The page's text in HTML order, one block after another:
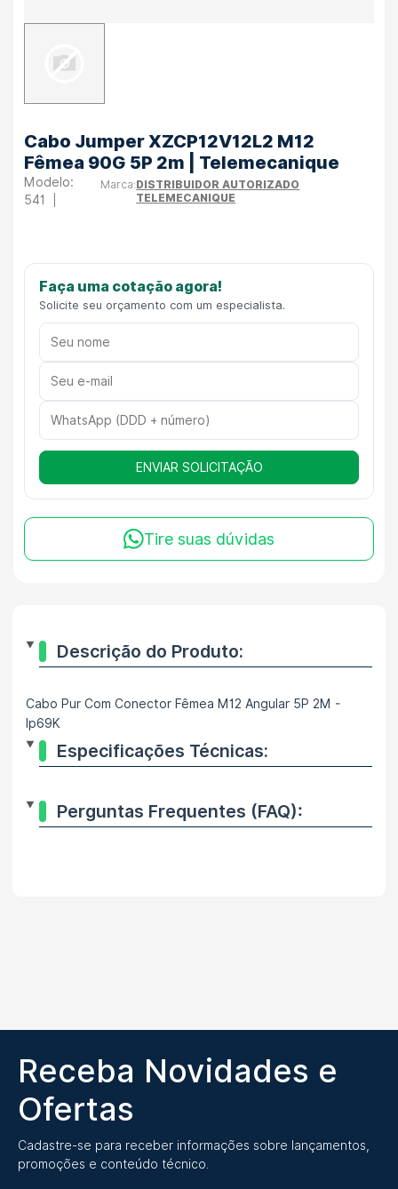
Cabo Jumper XZCP12V12L2 M12
Fêmea 90G 5P 2m | Telemecanique
541
DISTRIBUIDOR AUTORIZADO
TELEMECANIQUE
Faça uma cotação agora!
Solicite seu orçamento com um especialista.
ENVIAR SOLICITAÇÃO
Tire suas dúvidas
Descrição do Produto:
Cabo Pur Com Conector Fêmea M12 Angular 5P 2M -
Ip69K
Especificações Técnicas:
Perguntas Frequentes (FAQ):
Receba Novidades e
Ofertas
Cadastre-se para receber informações sobre lançamentos,
promoções e conteúdo técnico.